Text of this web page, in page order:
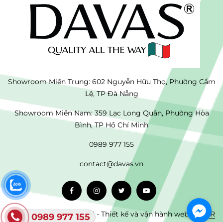
Showroom Miền Trung: 602 Nguyễn Hữu Thọ, Phường Cẩm
Lệ, TP Đà Nẵng
Showroom Miền Nam: 359 Lạc Long Quân, Phường Hòa
Bình, TP Hồ Chí Minh
0989 977 155
contact@davas.vn
© 2023 DAVAS VIỆT NAM - Thiết kế và vận hành website:NR
0989 977 155